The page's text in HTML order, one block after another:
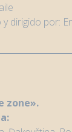
dirigido por:
zone».